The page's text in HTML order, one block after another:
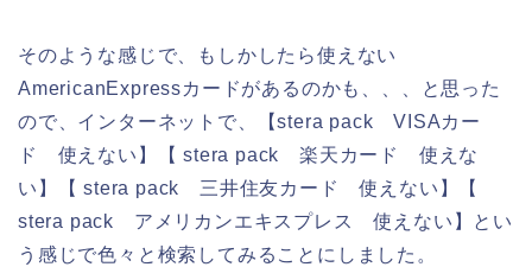
そのような感じで、もしかしたら使えない
AmericanExpressカードがあるのかも、、、と思った
ので、インターネットで、【stera pack VISAカー
ド 使えない】【 stera pack 楽天カード 使えな
い】【 stera pack 三井住友カード 使えない】【
stera pack アメリカンエキスプレス 使えない】とい
う感じで色々と検索してみることにしました。